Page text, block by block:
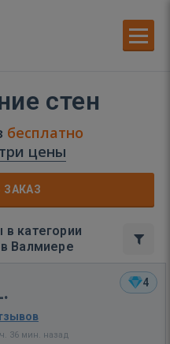
стен
бесплатно
цены
ЗАКАЗ
категории
Валмиере
4
36 мин. назад